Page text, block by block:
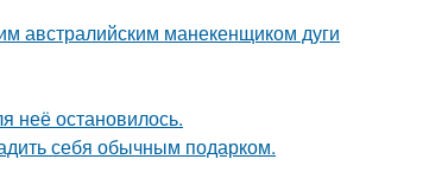
австралийским манекенщиком дуги
неё остановилось.
себя обычным подарком.